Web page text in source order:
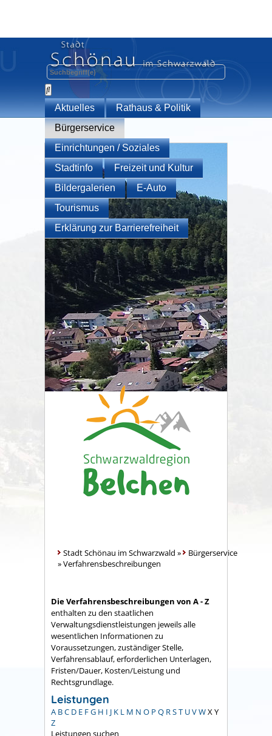
Aktuelles
Rathaus & Politik
Bürgerservice
Einrichtungen / Soziales
Stadtinfo
Freizeit und Kultur
Bildergalerien
E-Auto
Tourismus
Erklärung zur Barrierefreiheit
Stadt Schönau im Schwarzwald »
Bürgerservice
»Verfahrensbeschreibungen
Die Verfahrensbeschreibungen von A - Z
enthalten zu den staatlichen
Verwaltungsdienstleistungen jeweils alle
wesentlichen Informationen zu
Voraussetzungen, zuständiger Stelle,
Verfahrensablauf, erforderlichen Unterlagen,
Fristen/Dauer, Kosten/Leistung und
Rechtsgrundlage.
Leistungen
A BC D E FG H I J K L M N O P Q RST UVWXY
Z
Leistungen suchen